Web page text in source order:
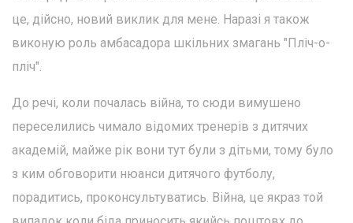
це, дійсно, новий виклик для мене. Наразі я також
виконую роль амбасадора шкільних змагань "Пліч-о-
пліч".
До речі, коли почалась війна, то сюди вимушено
переселились чимало відомих тренерів з дитячих
академій, майже рік вони тут були з дітьми, тому було
з ким обговорити нюанси дитячого футболу,
порадитись, проконсультуватись. Війна, це якраз той